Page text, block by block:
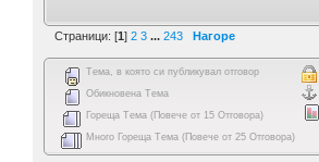
Страници: [1] 2 3 ... 243 Нагоре
Тема, в която си публикувал отговор
Обикновена Тема
Гореща Тема (Повече от 15 Отговора)
Много Гореща Тема (Повече от 25 Отговора)